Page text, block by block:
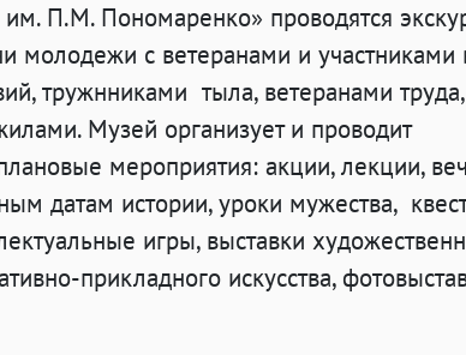
П.М. Пономаренко» проводятся
молодежи с ветеранами и
тружнниками тыла, ветеранами труда,
Музей организует и проводит
мероприятия: акции, лекции,
датам истории, уроки мужества,
игры, выставки
прикладного искусства,